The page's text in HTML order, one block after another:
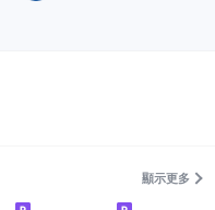
顯示更多